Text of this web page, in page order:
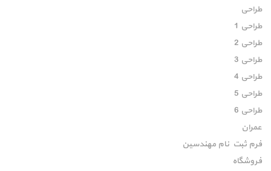
طراحی
طراحی 1
طراحی 2
طراحی 3
طراحی 4
طراحی 5
طراحی 6
عمران
فرم ثبت نام مهندسین
فروشگاه